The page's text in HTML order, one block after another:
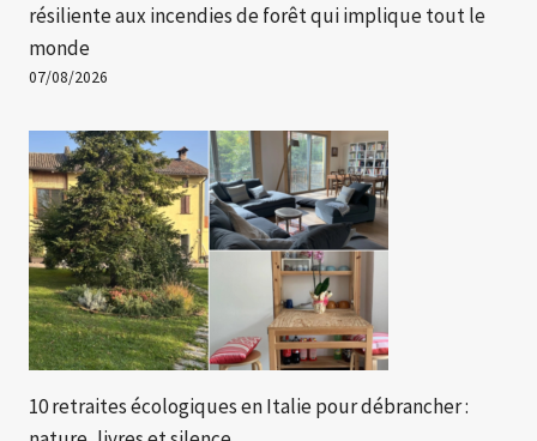
résiliente aux incendies de forêt qui implique tout le
monde
07/08/2026
10 retraites écologiques en Italie pour débrancher :